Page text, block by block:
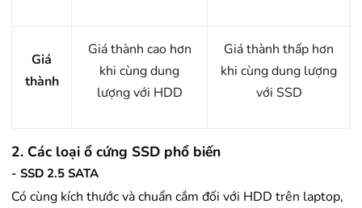
Giá
thành
Giá thành cao hơn
khi cùng dung
lượng với HDD
Giá thành thấp hơn
khi cùng dung lượng
với SSD
2. Các loại ổ cứng SSD phổ biến
- SSD 2.5 SATA
Có cùng kích thước và chuẩn cắm đối với HDD trên laptop,